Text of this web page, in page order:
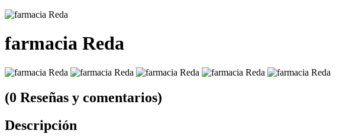
farmacia Reda
(0 Reseñas y comentarios)
Descripción